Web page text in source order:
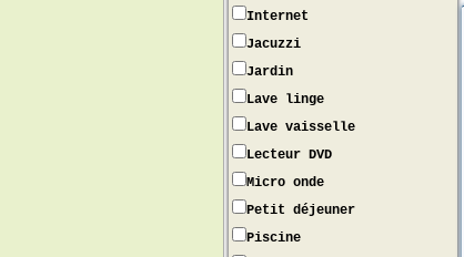
Internet
Jacuzzi
Jardin
Lave linge
Lave vaisselle
Lecteur DVD
Micro onde
Petit déjeuner
Piscine